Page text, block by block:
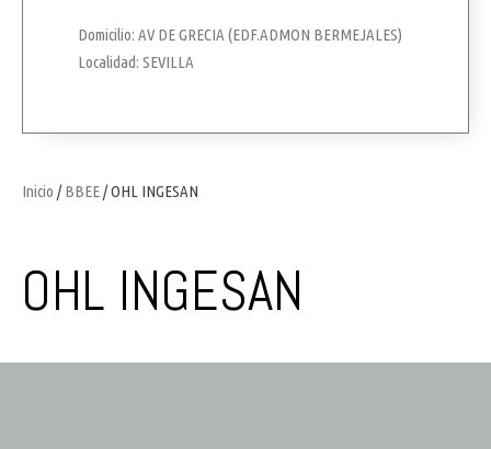
Inicio /BBEE/ OHL INGESAN
OHL INGESAN
Domicilio: AV DE GRECIA (EDF.ADMON BERMEJALES)
Localidad: SEVILLA